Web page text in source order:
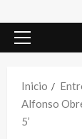
Menú
Inicio
Alfonso
5’